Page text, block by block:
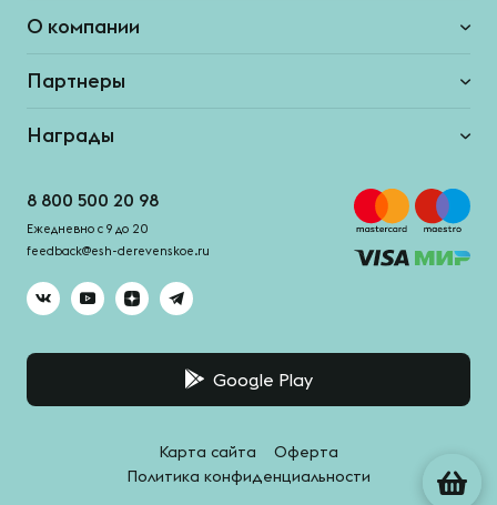
О компании
Партнеры
Награды
8 800 500 20 98
Ежедневно с 9 до 20
feedback@esh-derevenskoe.ru
Google Play
Карта сайта
Оферта
Политика конфиденциальности